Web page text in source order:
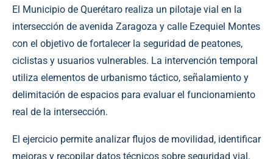
El Municipio de Querétaro realiza un pilotaje vial en la
intersección de avenida Zaragoza y calle Ezequiel Montes
con el objetivo de fortalecer la seguridad de peatones,
ciclistas y usuarios vulnerables. La intervención temporal
utiliza elementos de urbanismo táctico, señalamiento y
delimitación de espacios para evaluar el funcionamiento
real de la intersección.
El ejercicio permite analizar flujos de movilidad, identificar
mejoras y recopilar datos técnicos sobre seguridad vial.